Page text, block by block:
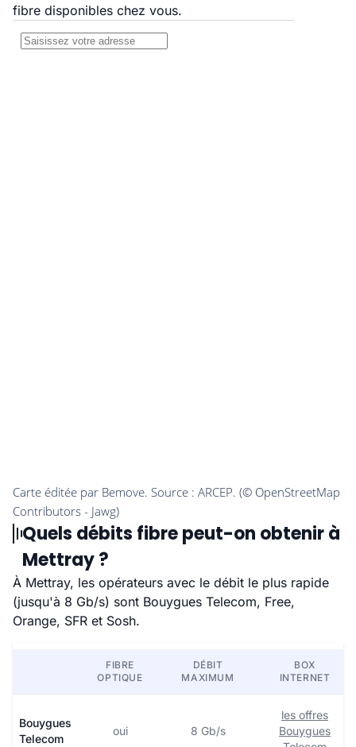
fibre disponibles chez vous.
Quels débits fibre peut-on obtenir à
Mettray ?
À Mettray, les opérateurs avec le débit le plus rapide
(jusqu'à 8 Gb/s) sont Bouygues Telecom, Free,
Orange, SFR et Sosh.
FIBRE
OPTIQUE
DÉBIT
MAXIMUM
BOX
INTERNET
Bouygues
Telecom
oui 8 Gb/s
les offres
Bouygues